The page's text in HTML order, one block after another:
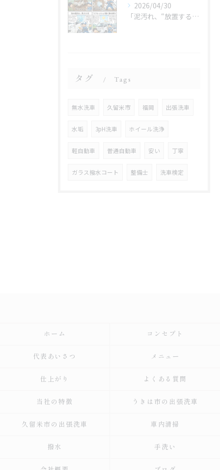
2026/04/30
「泥汚れ、“放置すると最強クラス”です😇」
タグ Tags
無水洗車 久留米市 福岡 出張洗車
水垢 3pH洗車 ホイール洗浄
軽自動車 普通自動車 安い 丁寧
ガラス撥水コート 整備士 洗車検定
ホーム コンセプト
代表あいさつ メニュー
仕上がり よくある質問
当社の特徴 うきは市の出張洗車
久留米市の出張洗車 車内清掃
撥水 手洗い